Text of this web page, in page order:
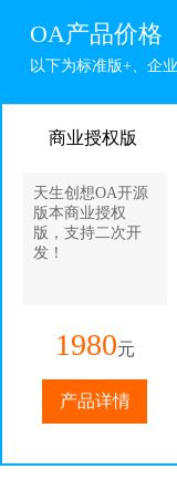
OA产品价格
以下为标准版+、企
商业授权版
天生创想OA开源
版本商业授权
版，支持二次开
发！
1980元
产品详情